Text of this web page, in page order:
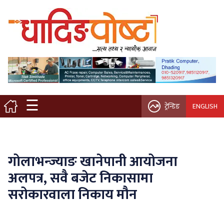
☰
मुख्य पृष्ठ
स्थानीय समाचार
विचार / ब्लग
नगर/गाउँ पालिका
कृषि/सहकारी
साहित्य / संस्कृति
ट्रेन्डिङ ENGLISH
गोलाभन्ज्याङ खानेपानी आयोजना
अलपत्र, सवै बजेट निकासामा
सरोकारवाला निकाय मौन